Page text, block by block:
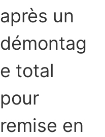
après un
démontag
e total
pour
remise en